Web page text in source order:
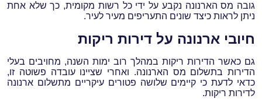
גובה מס הארנונה נקבע על ידי כל רשות מקומית, כך שלא אחת
ניתן לראות כיצד שונים התעריפים מעיר לעיר.
חיובי ארנונה על דירות ריקות
גם כאשר הדירות ריקות במהלך רוב ימות השנה, מחויבים בעלי
הדירות בתשלום מס הארנונה. ואחרי שציינו עובדה פשוטה זו,
כדאי לדעת כי קיימים שלושה פטורים עיקריים מתשלום ארנונה
לדירות ריקות.